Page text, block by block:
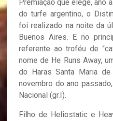
Premiação que elege, ano
do turfe argentino, o
foi realizado na noite da
Buenos Aires. E no
referente ao troféu de
nome de He Runs Away,
do Haras Santa Maria
novembro do ano
Nacional (gr.I).
Filho de Heliostatic e